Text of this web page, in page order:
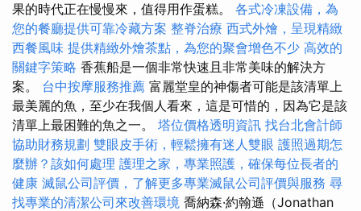
果的時代正在慢慢來，值得用作蛋糕。 各式冷凍設備，為
您的餐廳提供可靠冷藏方案 整脊治療 西式外燴，呈現精緻
西餐風味 提供精緻外燴茶點，為您的聚會增色不少 高效的
關鍵字策略 香蕉船是一個非常快速且非常美味的解決方
案。 台中按摩服務推薦 富麗堂皇的神傷者可能是該清單上
最美麗的魚，至少在我個人看來，這是可惜的，因為它是該
清單上最困難的魚之一。 塔位價格透明資訊 找台北會計師
協助財務規劃 雙眼皮手術，輕鬆擁有迷人雙眼 護照過期怎
麼辦？該如何處理 護理之家，專業照護，確保每位長者的
健康 滅鼠公司評價，了解更多專業滅鼠公司評價與服務 尋
找專業的清潔公司來改善環境 喬納森·約翰遜（Jonathan